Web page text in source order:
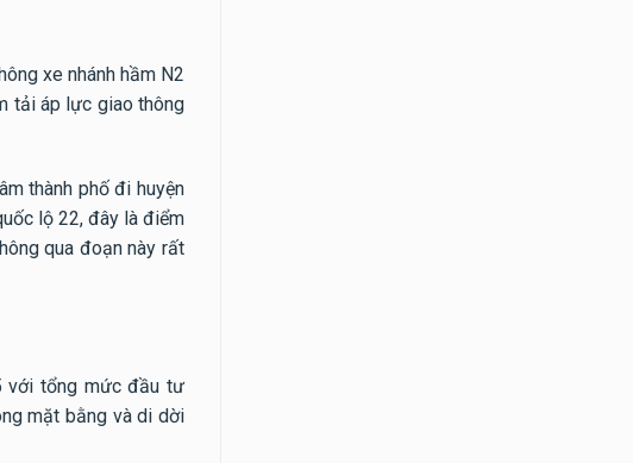
xe nhánh hầm N2
tải áp lực giao thông
thành phố đi huyện
lộ 22, đây là điểm
qua đoạn này rất
với tổng mức đầu tư
mặt bằng và di dời